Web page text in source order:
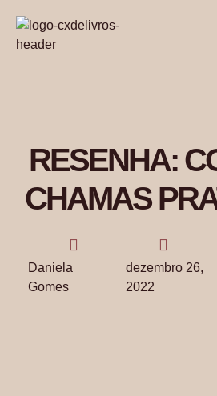
RESENHA:
CHAMAS
Daniela
Gomes
dezembro 26,
2022